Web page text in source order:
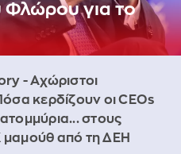
Φλώρου για το
- Αχώριστοι
κερδίζουν οι CEOs
στους
από τη ΔΕΗ